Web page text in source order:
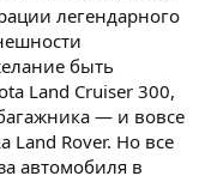
легендарного
быть
Land Cruiser 300,
— и вовсе
Land Rover. Но все
автомобиля в